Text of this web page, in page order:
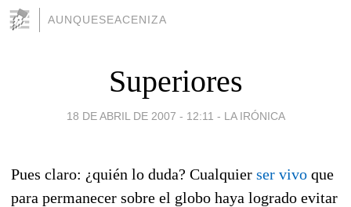
AUNQUESEACENIZA
Superiores
18 DE ABRIL DE 2007 - 12:11 - LA IRÓNICA
Pues claro: ¿quién lo duda? Cualquier ser vivo que
para permanecer sobre el globo haya logrado evitar